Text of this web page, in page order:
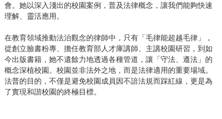
會。她以深入淺出的校園案例，普及法律概念，讓我們能夠快速
理解、靈活應用。
在教育領域推動法治觀念的律師中，只有「毛律能超越毛律」，
從創立臉書粉專、擔任教育部人才庫講師、主講校園研習，到如
今出版書籍，她不遺餘力地透過各種管道，讓「守法、遵法」的
概念深植校園。校園並非法外之地，而是法律適用的重要場域。
法普的目的，不僅是避免校園成員因不諳法規而踩紅線，更是為
了實現和諧校園的終極目標。